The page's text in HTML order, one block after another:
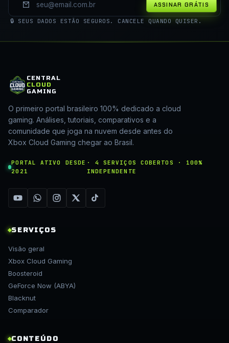
ASSINAR GRÁTIS
🔒 SEUS DADOS ESTÃO SEGUROS. CANCELE QUANDO QUISER.
CENTRAL
CLOUD
GAMING
O primeiro portal brasileiro 100% dedicado a cloud
gaming. Análises, tutoriais, comparativos e a
comunidade que joga na nuvem desde antes do
Xbox Cloud Gaming chegar ao Brasil.
PORTAL ATIVO DESDE
2021
· 4 SERVIÇOS COBERTOS · 100%
INDEPENDENTE
SERVIÇOS
Visão geral
Xbox Cloud Gaming
Boosteroid
GeForce Now (ABYA)
Blacknut
Comparador
CONTEÚDO